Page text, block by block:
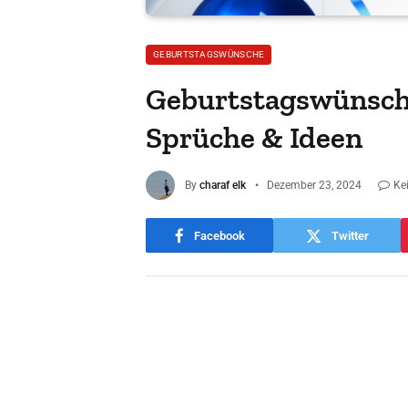
GEBURTSTAGSWÜNSCHE
Sprüche & Ideen
By charaf elk Dezember 23, 2024
Facebook Twitter